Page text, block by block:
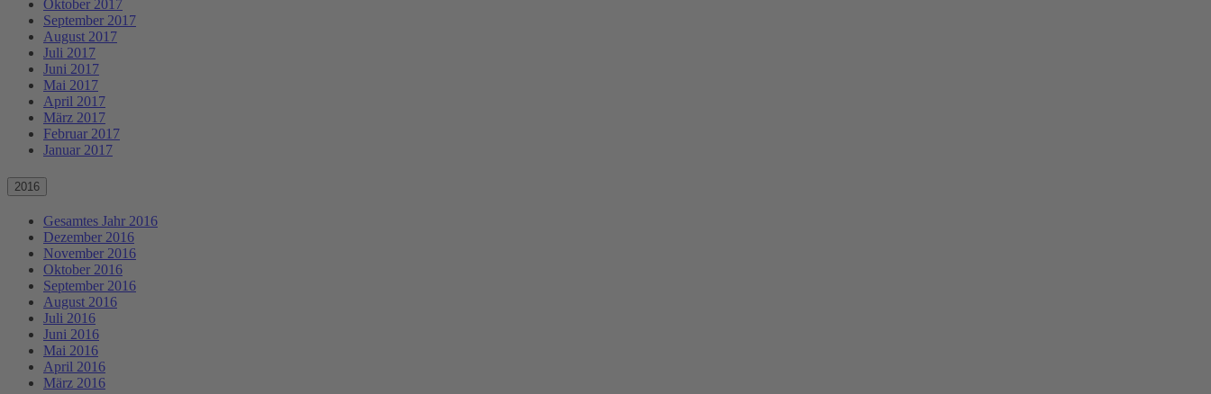
Oktober 2017
September 2017
August 2017
Juli 2017
Juni 2017
Mai 2017
April 2017
März 2017
Februar 2017
Januar 2017
2016
Gesamtes Jahr 2016
Dezember 2016
November 2016
Oktober 2016
September 2016
August 2016
Juli 2016
Juni 2016
Mai 2016
April 2016
März 2016